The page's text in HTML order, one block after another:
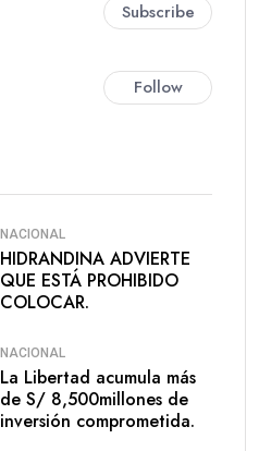
Subscribe
Follow
NACIONAL
HIDRANDINA ADVIERTE
QUE ESTÁ PROHIBIDO
COLOCAR.
NACIONAL
La Libertad acumula más
de S/ 8,500millones de
inversión comprometida.